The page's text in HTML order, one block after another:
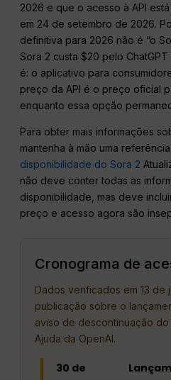
2026 e que o acesso à API
em 24 de setembro de 2026.
definitiva para 2026 não é “o
Sora 2 custa $20 pelo
é: o aplicativo para
preço da API é o preço oficial
enquanto essa opção
Para obter mais informações
mantenha à mão uma
disponibilidade do Sora 2
não deve conter todas as
disponibilidade, mas deve
preço e acesso agora são
Cronograma de
Dados verificados em 13 de
publicação sobre o
aviso de descontinuação do
Ajuda da OpenAI.
30 de